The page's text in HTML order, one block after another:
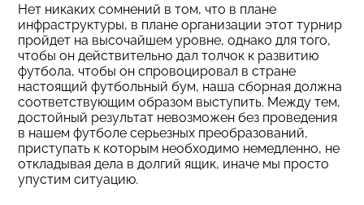
Нет никаких сомнений в том, что в плане
инфраструктуры, в плане организации этот турнир
пройдет на высочайшем уровне, однако для того,
чтобы он действительно дал толчок к развитию
футбола, чтобы он спровоцировал в стране
настоящий футбольный бум, наша сборная должна
соответствующим образом выступить. Между тем,
достойный результат невозможен без проведения
в нашем футболе серьезных преобразований,
приступать к которым необходимо немедленно, не
откладывая дела в долгий ящик, иначе мы просто
упустим ситуацию.